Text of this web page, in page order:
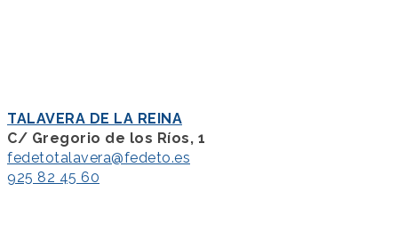
TALAVERA DE LA REINA
C/ Gregorio de los Ríos, 1
fedetotalavera@fedeto.es
925 82 45 60